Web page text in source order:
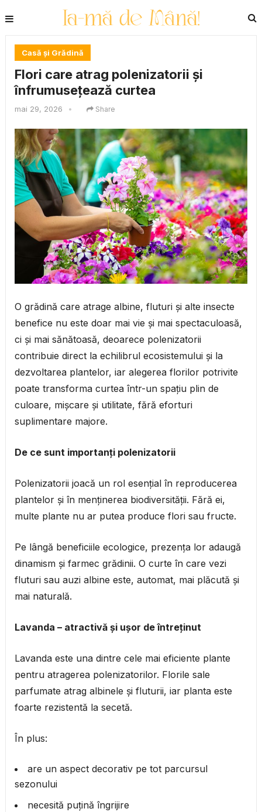
Casă și Grădină
Flori care atrag polenizatorii și
înfrumusețează curtea
mai 29, 2026 • Share
O grădină care atrage albine, fluturi și alte insecte
benefice nu este doar mai vie și mai spectaculoasă,
ci și mai sănătoasă, deoarece polenizatorii
contribuie direct la echilibrul ecosistemului și la
dezvoltarea plantelor, iar alegerea florilor potrivite
poate transforma curtea într-un spațiu plin de
culoare, mișcare și utilitate, fără eforturi
suplimentare majore.
De ce sunt importanți polenizatorii
Polenizatorii joacă un rol esențial în reproducerea
plantelor și în menținerea biodiversității. Fără ei,
multe plante nu ar putea produce flori sau fructe.
Pe lângă beneficiile ecologice, prezența lor adaugă
dinamism și farmec grădinii. O curte în care vezi
fluturi sau auzi albine este, automat, mai plăcută și
mai naturală.
Lavanda – atractivă și ușor de întreținut
Lavanda este una dintre cele mai eficiente plante
pentru atragerea polenizatorilor. Florile sale
parfumate atrag albinele și fluturii, iar planta este
foarte rezistentă la secetă.
În plus:
are un aspect decorativ pe tot parcursul
sezonului
necesită puțină îngrijire